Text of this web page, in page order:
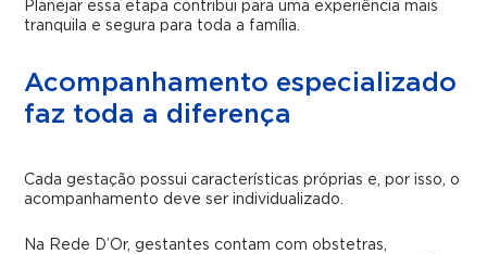
Planejar essa etapa contribui para uma experiência mais
tranquila e segura para toda a família.
Acompanhamento especializado
faz toda a diferença
Cada gestação possui características próprias e, por isso, o
acompanhamento deve ser individualizado.
Na Rede D’Or, gestantes contam com obstetras,